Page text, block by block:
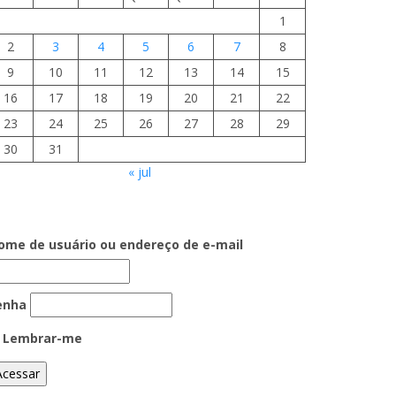
1
2
3 4 5 6 7
8
9
10 11 12 13 14
15
16
17 18 19 20 21
22
23
24 25 26 27 28
29
30
31
« jul
de usuário ou endereço de e-mail
Lembrar-me